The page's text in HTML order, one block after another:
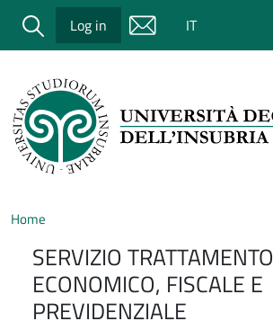
Salta al contenuto principale
Cerca Log in IT
Home
SERVIZIO TRATTAMENTO
ECONOMICO, FISCALE E
PREVIDENZIALE